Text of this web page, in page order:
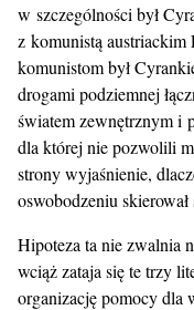
w szczególności był
z komunistą
komunistom był
drogami podziemnej
światem zewnętrznym i
dla której nie pozwolili
strony wyjaśnienie,
oswobodzeniu
Hipoteza ta nie zwalnia
wciąż zataja się te trzy
organizację pomocy